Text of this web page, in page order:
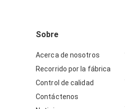
Sobre
Acerca de nosotros
Recorrido por la fábrica
Control de calidad
Contáctenos